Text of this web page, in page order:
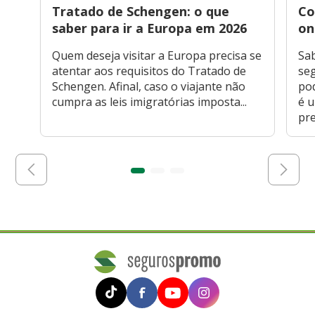
Tratado de Schengen: o que
saber para ir a Europa em 2026
Quem deseja visitar a Europa precisa se
atentar aos requisitos do Tratado de
Schengen. Afinal, caso o viajante não
cumpra as leis imigratórias imposta...
é